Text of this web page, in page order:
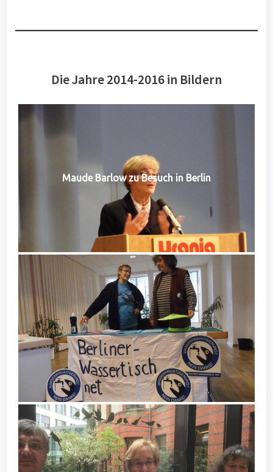
Die Jahre 2014-2016 in Bildern
Maude Barlow zu Besuch in Berlin